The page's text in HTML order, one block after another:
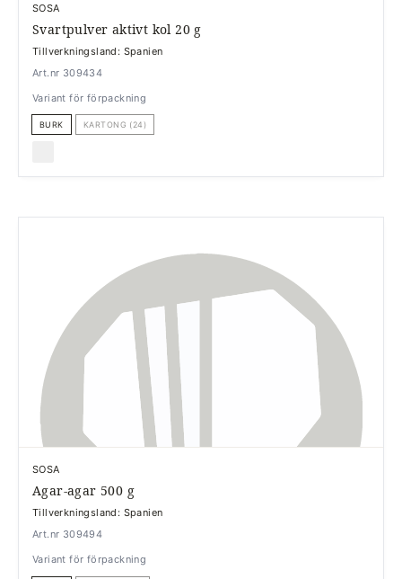
SOSA
Svartpulver aktivt kol 20 g
Tillverkningsland: Spanien
Art.nr 309434
Variant för förpackning
BURK KARTONG (24)
SOSA
Agar-agar 500 g
Tillverkningsland: Spanien
Art.nr 309494
Variant för förpackning